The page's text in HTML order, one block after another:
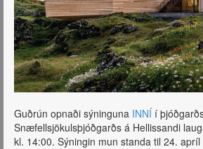
Guðrún opnaði sýninguna INNÍ í
Snæfellsjökulsþjóðgarðs á Hellissandi
kl. 14:00. Sýningin mun standa til 24.